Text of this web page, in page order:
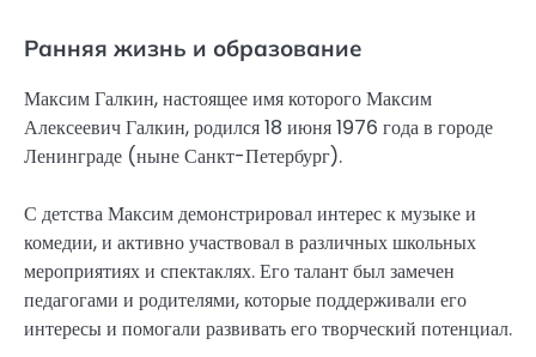
Ранняя жизнь и образование
Максим Галкин, настоящее имя которого Максим
Алексеевич Галкин, родился 18 июня 1976 года в городе
Ленинграде (ныне Санкт-Петербург).
С детства Максим демонстрировал интерес к музыке и
комедии, и активно участвовал в различных школьных
мероприятиях и спектаклях. Его талант был замечен
педагогами и родителями, которые поддерживали его
интересы и помогали развивать его творческий потенциал.